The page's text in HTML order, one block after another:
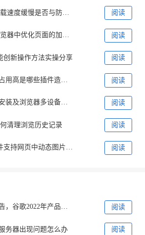
google Chrome下载速度缓慢是否与防火墙有关 阅读
如何在Chrome浏览器中优化页面的加载速度 阅读
创新操作方法实操分享 阅读
谷歌浏览器内存占用高是哪些插件造成的 阅读
谷歌浏览器下载安装及浏览器多设备数据同步技巧 阅读
清理浏览历史记录 阅读
google浏览器插件支持网页中动态图片的快速加载 阅读
安全公司最新报告，谷歌2022年产品存在漏洞排名第一 阅读
务器出现问题怎么办 阅读